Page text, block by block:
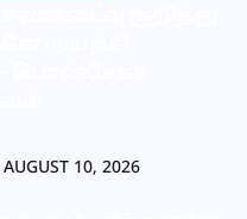
AUGUST 10, 2026